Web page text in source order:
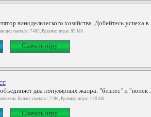
винодельческого хозяйства. Добейтесь успеха в ...
скачали: 7405, Рразмер игры: 85 Мб
Скачать игру
два популярных жанра: "бизнес" и "поиск ...
Колосс скачали: 7786, Рразмер игры: 178 Мб
Скачать игру